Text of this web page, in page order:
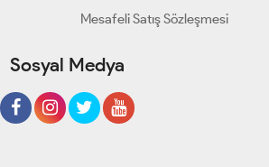
Mesafeli Satış Sözleşmesi
Sosyal Medya